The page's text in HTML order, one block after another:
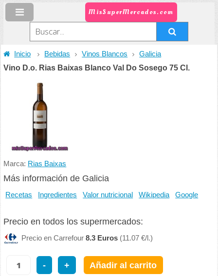
MisSuperMercados.com
Inicio Bebidas Vinos Blancos Galicia
Vino D.o. Rias Baixas Blanco Val Do Sosego 75 Cl.
Marca: Rias Baixas
Más información de Galicia
Recetas Ingredientes Valor nutricional Wikipedia Google
Precio en todos los supermercados:
Precio en Carrefour8.3 Euros (11.07 €/l.)
- + Añadir al carrito